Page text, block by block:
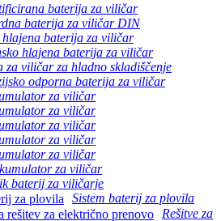
baterija za viličar
baterija za viličar DIN
baterija za viličar
hlajena baterija za viličar
za viličar za hladno skladiščenje
odporna baterija za viličar
za viličar
za viličar
za viličar
za viličar
za viličar
za viličar
baterij za viličarje
Sistem baterij za plovila
Rešitve za